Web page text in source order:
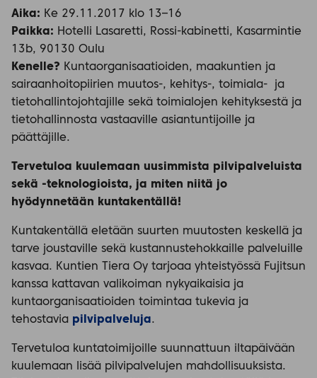
Aika: Ke 29.11.2017 klo 13–16
Paikka: Hotelli Lasaretti, Rossi-kabinetti, Kasarmintie
13b, 90130 Oulu
Kenelle? Kuntaorganisaatioiden, maakuntien ja
sairaanhoitopiirien muutos-, kehitys-, toimiala- ja
tietohallintojohtajille sekä toimialojen kehityksestä ja
tietohallinnosta vastaaville asiantuntijoille ja
päättäjille.
Tervetuloa kuulemaan uusimmista pilvipalveluista
sekä -teknologioista, ja miten niitä jo
hyödynnetään kuntakentällä!
Kuntakentällä eletään suurten muutosten keskellä ja
tarve joustaville sekä kustannustehokkaille palveluille
kasvaa. Kuntien Tiera Oy tarjoaa yhteistyössä Fujitsun
kanssa kattavan valikoiman nykyaikaisia ja
kuntaorganisaatioiden toimintaa tukevia ja
tehostavia pilvipalveluja.
Tervetuloa kuntatoimijoille suunnattuun iltapäivään
kuulemaan lisää pilvipalvelujen mahdollisuuksista.